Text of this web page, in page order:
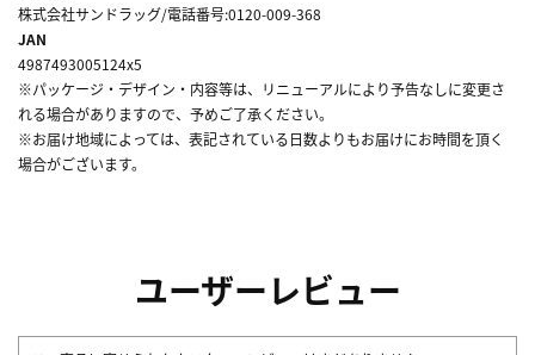
株式会社サンドラッグ/電話番号:0120-009-368
JAN
4987493005124x5
※パッケージ・デザイン・内容等は、リニューアルにより予告なしに変更さ
れる場合がありますので、予めご了承ください。
※お届け地域によっては、表記されている日数よりもお届けにお時間を頂く
場合がございます。
ユーザーレビュー